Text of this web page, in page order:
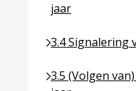
jaar
3.4 Signalering
Ga naar pagina
3.5 (Volgen
Ga naar pagina